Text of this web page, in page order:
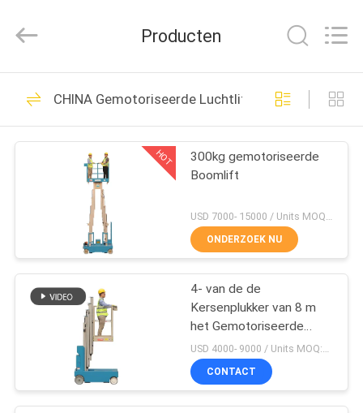
HUIS
PRODUCTEN
ONGEVEER
ONS
FABRIEKSREIS
KWALITEITSCONTROLE
LTD.
Reserved.
Luchtfoto
werkplatform
54
aluminium
werkplatform
32
Producten
CHINA Gemotoriseerde Luchtlift
HOT
300kg gemotoriseerde
Boomlift
USD 7000- 15000 / Units MOQ:1 EENHEID
ONDERZOEK NU
4- van de de
Kersenplukker van 8 m
het Gemotoriseerde
Elektrische Platform van
het de Mast Luchtwerk
Enige
CONTACT